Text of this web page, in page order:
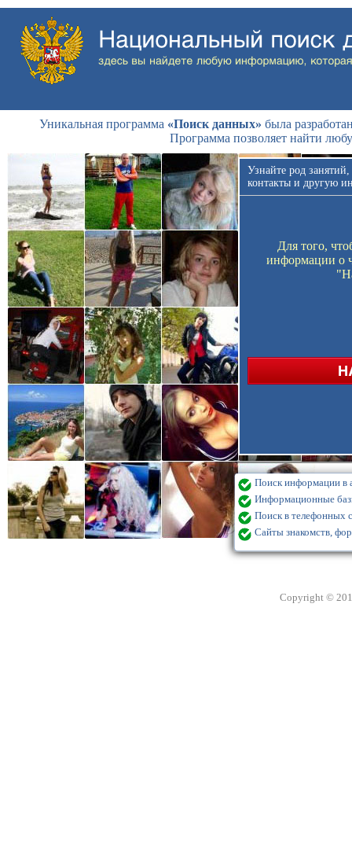
Уникальная программа «Поиск данных» была
Программа позволяет найти
Узнайте род
контакты и другую
Для того,
информации о
Поиск информации в
Информационные
Поиск в телефонных
Сайты знакомств,
Copyright ©